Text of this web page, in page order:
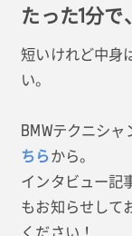
たった1分で
短いけれど中身
い。
BMWテクニシ
ちらから。
インタビュー記
もお知らせして